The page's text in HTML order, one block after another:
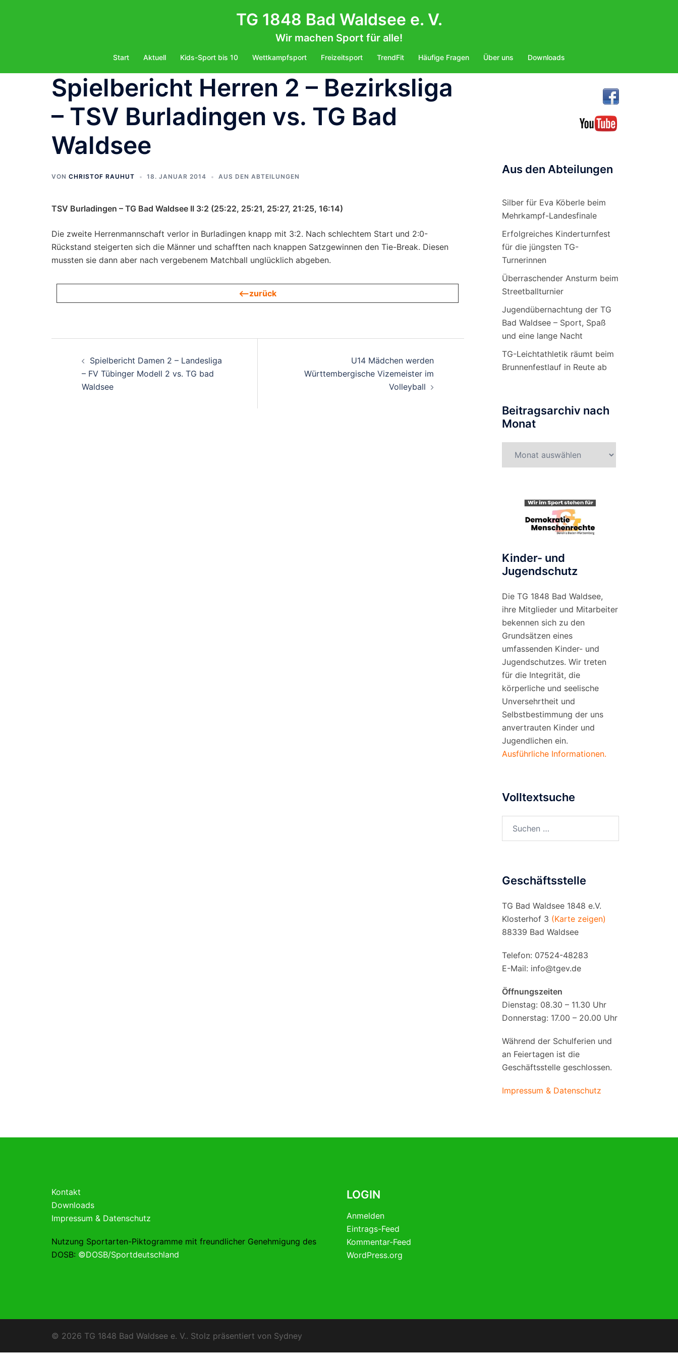
TG 1848 Bad Waldsee e. V.
Wir machen Sport für alle!
Start Aktuell Kids-Sport bis 10 Wettkampfsport Freizeitsport TrendFit Häufige Fragen Über uns Downloads
Spielbericht Herren 2 – Bezirksliga
– TSV Burladingen vs. TG Bad
Waldsee
VON CHRISTOF RAUHUT 18. JANUAR 2014 AUS DEN ABTEILUNGEN
TSV Burladingen – TG Bad Waldsee II 3:2 (25:22, 25:21, 25:27, 21:25, 16:14)
Die zweite Herrenmannschaft verlor in Burladingen knapp mit 3:2. Nach schlechtem Start und 2:0-
Rückstand steigerten sich die Männer und schafften nach knappen Satzgewinnen den Tie-Break. Diesen
mussten sie dann aber nach vergebenem Matchball unglücklich abgeben.
<—zurück
Spielbericht Damen 2 – Landesliga
– FV Tübinger Modell 2 vs. TG bad
Waldsee
U14 Mädchen werden
Württembergische Vizemeister im
Volleyball
Aus den Abteilungen
Silber für Eva Köberle beim
Mehrkampf-Landesfinale
Erfolgreiches Kinderturnfest
für die jüngsten TG-
Turnerinnen
Überraschender Ansturm beim
Streetballturnier
Jugendübernachtung der TG
Bad Waldsee – Sport, Spaß
und eine lange Nacht
TG-Leichtathletik räumt beim
Brunnenfestlauf in Reute ab
Beitragsarchiv nach
Monat
nach
Kinder- und
Jugendschutz
Die TG 1848 Bad Waldsee,
ihre Mitglieder und Mitarbeiter
bekennen sich zu den
Grundsätzen eines
umfassenden Kinder- und
Jugendschutzes. Wir treten
für die Integrität, die
körperliche und seelische
Unversehrtheit und
Selbstbestimmung der uns
anvertrauten Kinder und
Jugendlichen ein.
Ausführliche Informationen.
Volltextsuche
nach:
Geschäftsstelle
TG Bad Waldsee 1848 e.V.
Klosterhof 3 (Karte zeigen)
88339 Bad Waldsee
Telefon: 07524-48283
E-Mail: info@tgev.de
Öffnungszeiten
Dienstag: 08.30 – 11.30 Uhr
Donnerstag: 17.00 – 20.00 Uhr
Während der Schulferien und
an Feiertagen ist die
Geschäftsstelle geschlossen.
Impressum & Datenschutz
Kontakt
Downloads
Impressum & Datenschutz
Nutzung Sportarten-Piktogramme mit freundlicher Genehmigung des
DOSB: ©DOSB/Sportdeutschland
LOGIN
Anmelden
Eintrags-Feed
Kommentar-Feed
WordPress.org
© 2026 TG 1848 Bad Waldsee e. V.. Stolz präsentiert von Sydney